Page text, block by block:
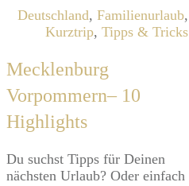
Deutschland, Familienurlaub,
Kurztrip, Tipps & Tricks
Mecklenburg
Vorpommern– 10
Highlights
​​Du suchst Tipps für Deinen
nächsten Urlaub? Oder einfach